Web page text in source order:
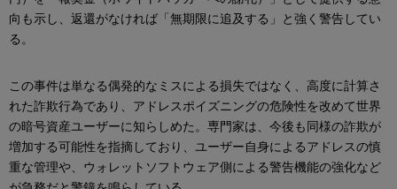
向も示し、返還がなければ「無期限に追及する」と強く警告してい
る。
この事件は単なる偶発的なミスによる損失ではなく、高度に計算さ
れた詐欺行為であり、アドレスポイズニングの危険性を改めて世界
の暗号資産ユーザーに知らしめた。専門家は、今後も同様の詐欺が
増加する可能性を指摘しており、ユーザー自身によるアドレスの慎
重な管理や、ウォレットソフトウェア側による警告機能の強化など